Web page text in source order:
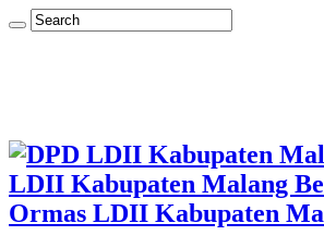
LDII Kabupaten Malang
Ormas LDII Kabupaten